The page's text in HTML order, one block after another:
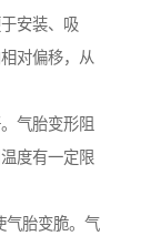
安装、吸
对偏移，从
气胎变形阻
度有一定限
气胎变脆。气